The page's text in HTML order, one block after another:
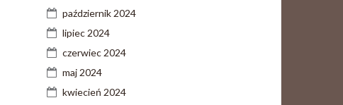
październik 2024
lipiec 2024
czerwiec 2024
maj 2024
kwiecień 2024